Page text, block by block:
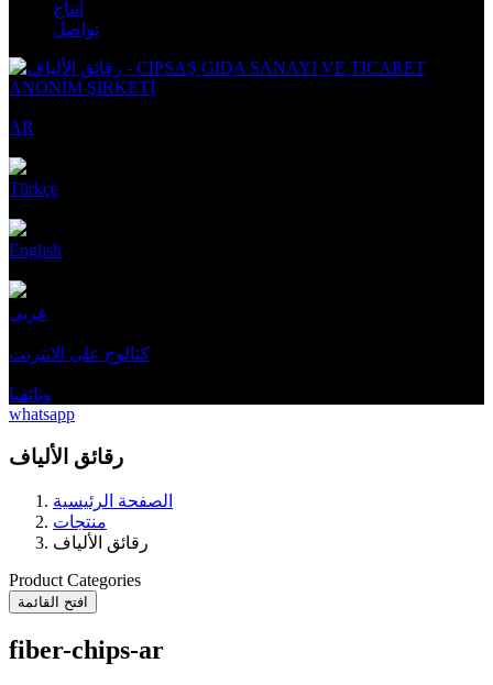
إنتاج
تواصل
AR
Türkçe
Englısh
عربي
كتالوج على الانترنت
وثائقنا
whatsapp
رقائق الألياف
الصفحة الرئيسية
منتجات
رقائق الألياف
Product Categories
افتح القائمة
fiber-chips-ar